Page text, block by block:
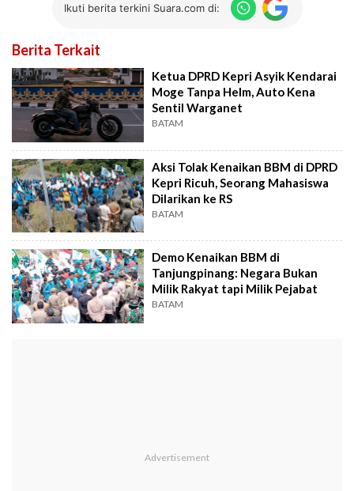
Ikuti berita terkini Suara.com di:
Berita Terkait
Ketua DPRD Kepri Asyik Kendarai
Moge Tanpa Helm, Auto Kena
Sentil Warganet
BATAM
Aksi Tolak Kenaikan BBM di DPRD
Kepri Ricuh, Seorang Mahasiswa
Dilarikan ke RS
BATAM
Demo Kenaikan BBM di
Tanjungpinang: Negara Bukan
Milik Rakyat tapi Milik Pejabat
BATAM